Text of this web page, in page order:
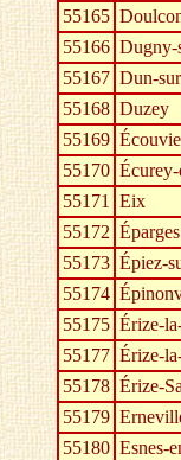
55165
55166 Dugny-
55167 Dun-
55168 Duzey
55169
55170
55171 Eix
55172
55173 Épiez-
55174
55175 Érize-
55177 Érize-
55178 Érize-
55179
55180 Esnes-